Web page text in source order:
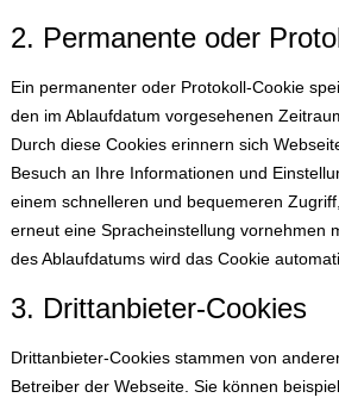
2. Permanente oder
Ein permanenter oder Protokoll-Cookie
den im Ablaufdatum vorgesehenen
Durch diese Cookies erinnern sich
Besuch an Ihre Informationen und
einem schnelleren und bequemeren
erneut eine Spracheinstellung vornehmen
des Ablaufdatums wird das Cookie
3. Drittanbieter-Cookies
Drittanbieter-Cookies stammen von
Betreiber der Webseite. Sie können